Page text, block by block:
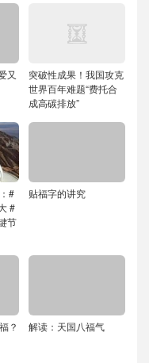
又
突破性成果！我国攻克
世界百年难题“费托合
成高碳排放”
#
#
节
贴福字的讲究
？ 解读：天国八福气